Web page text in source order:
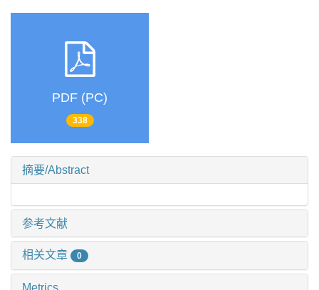
PDF (PC)
338
摘要/Abstract
参考文献
相关文章 0
Metrics